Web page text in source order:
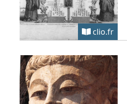
clio.fr